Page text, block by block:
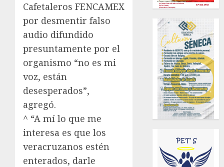
Cafetaleros FENCAMEX
por desmentir falso
audio difundido
presuntamente por el
organismo “no es mi
voz, están
desesperados”,
agregó.
^ “A mí lo que me
interesa es que los
veracruzanos estén
enterados, darle